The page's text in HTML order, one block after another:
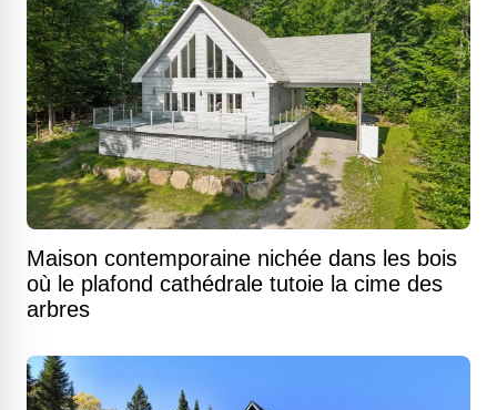
Maison contemporaine nichée dans les bois
où le plafond cathédrale tutoie la cime des
arbres